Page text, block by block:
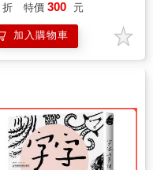
折 特價 300 元
加入購物車